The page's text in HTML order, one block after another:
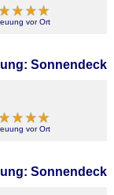
vor Ort
Sonnendeck
vor Ort
Sonnendeck